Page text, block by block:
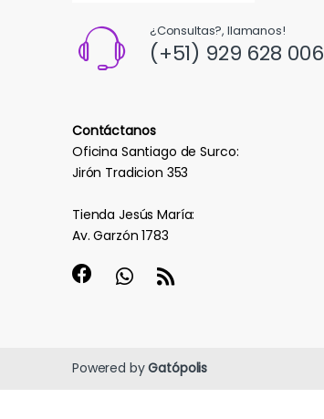
¿Consultas?, llamanos!
(+51) 929 628 006
Contáctanos
Oficina Santiago de Surco:
Jirón Tradicion 353
Tienda Jesús María:
Av. Garzón 1783
Powered byGatópolis